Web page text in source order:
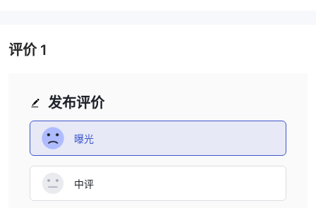
能假装成一些声誉良好的经纪商，以吸引客户与他们交易。您应该非
我可以在Victory International Futures上交易什么？
账户类型/费用
Victory International Futures为客户提供
对于实盘交易账户，该经纪商设定了
点开始，每手交易收取 $10的佣金 。最小订单量为0.1手，支持EA/
发布评价
曝光
中评
评价1